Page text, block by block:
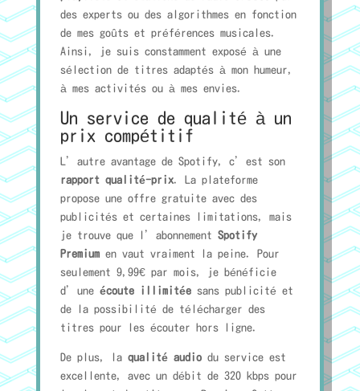
des experts ou des algorithmes en fonction
de mes goûts et préférences musicales.
Ainsi, je suis constamment exposé à une
sélection de titres adaptés à mon humeur,
à mes activités ou à mes envies.
Un service de qualité à un
prix compétitif
L’autre avantage de Spotify, c’est son
rapport qualité-prix. La plateforme
propose une offre gratuite avec des
publicités et certaines limitations, mais
je trouve que l’abonnement Spotify
Premiumen vaut vraiment la peine. Pour
seulement 9,99€ par mois, je bénéficie
d’une écoute illimitéesans publicité et
de la possibilité de télécharger des
titres pour les écouter hors ligne.
De plus, la qualité audiodu service est
excellente, avec un débit de 320 kbps pour